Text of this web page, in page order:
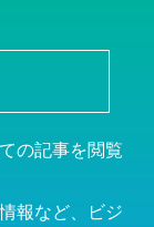
の記事を閲覧
報など、ビジ